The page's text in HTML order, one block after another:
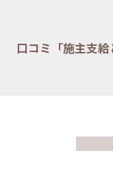
口コミ「施主支給